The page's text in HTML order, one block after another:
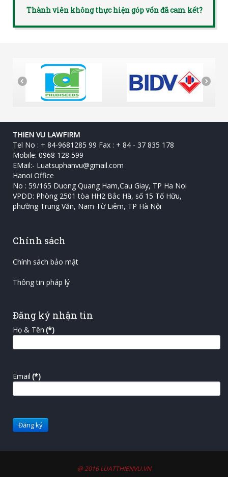
Thành viên không thực hiện góp vốn đã cam kết?
THIEN VU LAWFIRM
Tel No : + 84-9681285 99 Fax : + 84 - 37 835 178
Mobile: 0968 128 599
EMail:- Luatsuphanvu@gmail.com
Hanoi Office
No : 59/165 Duong Quang Ham,Cau Giay, TP Ha Noi
VPDD: Phòng 2501 tòa HH2 Bắc Hà, số 15 Tố Hữu, ‎
phường Trung Văn, Nam Từ Liêm, TP Hà Nội
Chính sách
Chính sách bảo mật
Thông tin pháp lý
Đăng ký nhận tin
Họ & Tên (*)
Email (*)
@ 2016 LUATTHIENVU.VN